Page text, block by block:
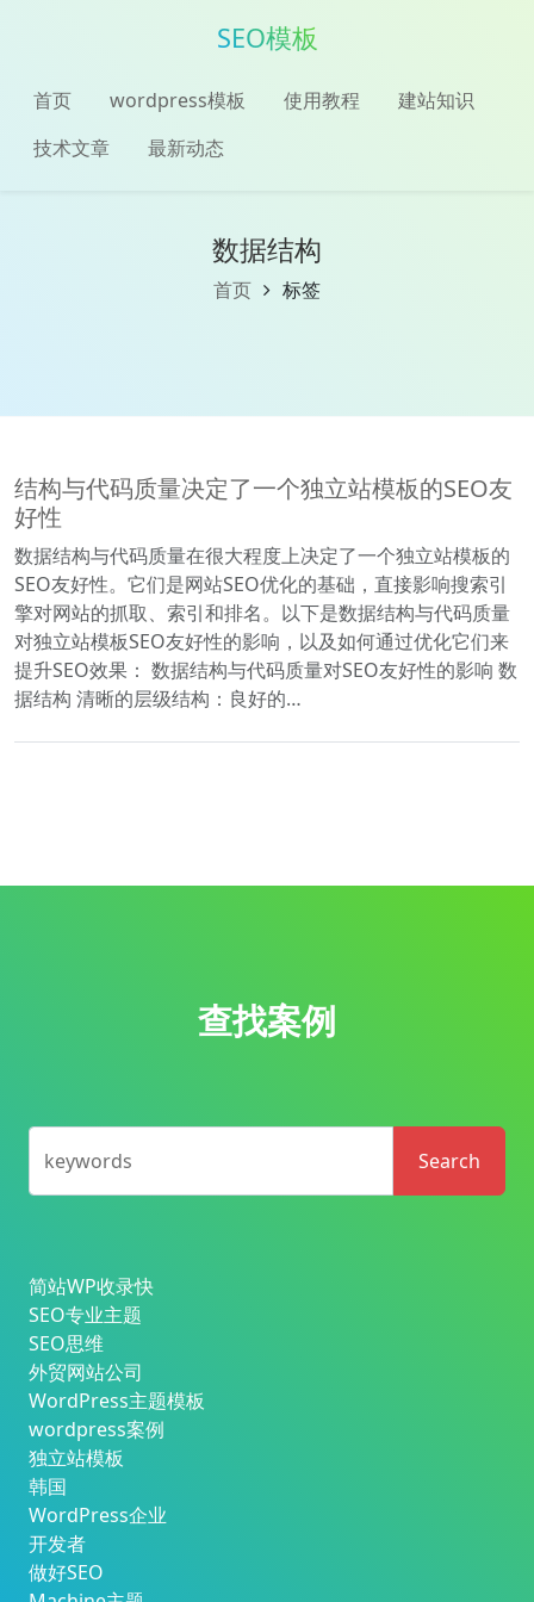
SEO模板
首页 wordpress模板 使用教程
建站知识
技术文章
最新动态
数据结构
首页 标签
结构与代码质量决定了一个独立站模板的SEO友
好性
数据结构与代码质量在很大程度上决定了一个独立站模板的
SEO友好性。它们是网站SEO优化的基础，直接影响搜索引
擎对网站的抓取、索引和排名。以下是数据结构与代码质量
对独立站模板SEO友好性的影响，以及如何通过优化它们来
提升SEO效果： 数据结构与代码质量对SEO友好性的影响 数
据结构 清晰的层级结构：良好的…
查找案例
keywords Search
简站WP收录快
SEO专业主题
SEO思维
外贸网站公司
WordPress主题模板
wordpress案例
独立站模板
韩国
WordPress企业
开发者
做好SEO